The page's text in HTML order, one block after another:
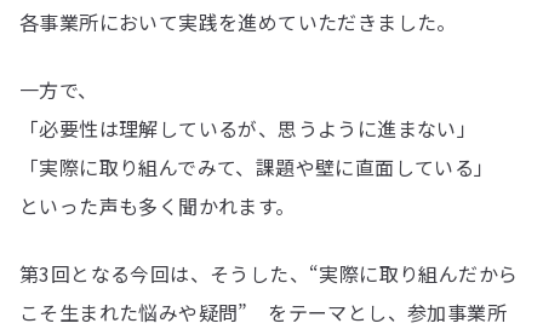
各事業所において実践を進めていただきました。
一方で、
「必要性は理解しているが、思うように進まない」
「実際に取り組んでみて、課題や壁に直面している」
といった声も多く聞かれます。
第3回となる今回は、そうした、“実際に取り組んだから
こそ生まれた悩みや疑問” をテーマとし、参加事業所